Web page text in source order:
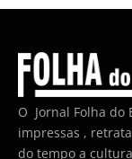
O Jornal Folha do
impressas ,
do tempo a